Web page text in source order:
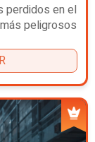
perdidos en el
peligrosos